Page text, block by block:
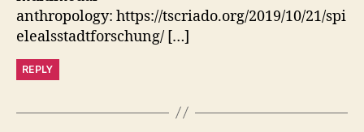
anthropology: https://tscriado.org/2019/10/21/spi
elealsstadtforschung/ […]
REPLY